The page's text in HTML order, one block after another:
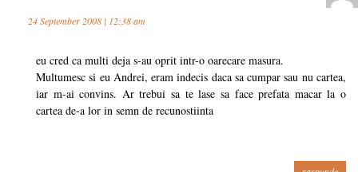
24 September 2008 | 12:38 am
eu cred ca multi deja s-au oprit intr-o oarecare masura.
Multumesc si eu Andrei, eram indecis daca sa cumpar sau nu cartea,
iar m-ai convins. Ar trebui sa te lase sa face prefata macar la o
cartea de-a lor in semn de recunostiinta